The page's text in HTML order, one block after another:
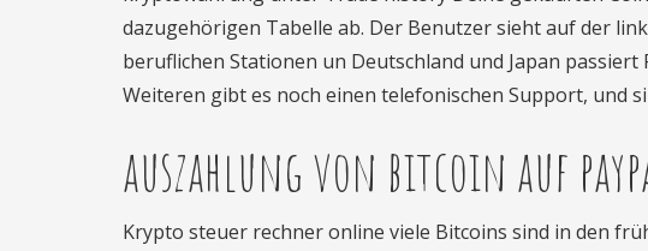
dazugehörigen Tabelle ab. Der Benutzer sieht auf der
beruflichen Stationen un Deutschland und Japan
Weiteren gibt es noch einen telefonischen Support, und
auszahlung von bitcoin auf
Krypto steuer rechner online viele Bitcoins sind in den